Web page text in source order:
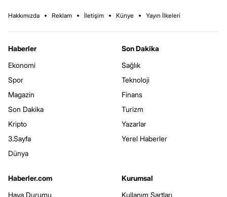
Hakkımızda Reklam İletişim Künye Yayın İlkeleri
Haberler
Ekonomi
Spor
Magazin
Son Dakika
Kripto
3.Sayfa
Dünya
Son Dakika
Sağlık
Teknoloji
Finans
Turizm
Yazarlar
Yerel Haberler
Haberler.com
Hava Durumu
Kurumsal
Kullanım Şartları